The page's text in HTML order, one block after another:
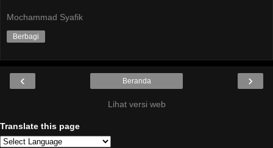
Mochammad Syafik
Berbagi
‹ ›
Beranda
Lihat versi web
Translate this page